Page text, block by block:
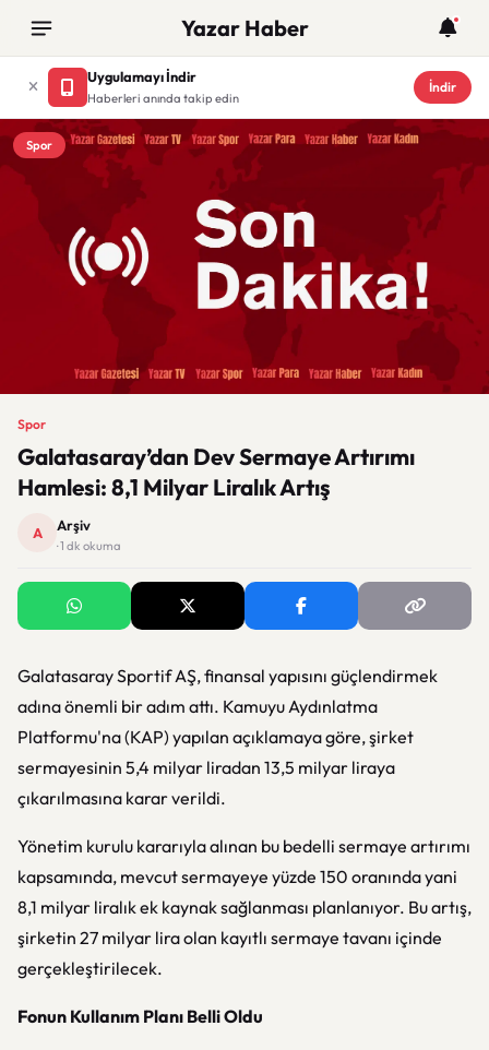
Yazar Haber
Uygulamayı İndir
Haberleri anında takip edin
İndir
Spor
Spor
Galatasaray’dan Dev Sermaye Artırımı
Hamlesi: 8,1 Milyar Liralık Artış
A Arşiv
· 1 dk okuma
Galatasaray Sportif AŞ, finansal yapısını güçlendirmek
adına önemli bir adım attı. Kamuyu Aydınlatma
Platformu'na (KAP) yapılan açıklamaya göre, şirket
sermayesinin 5,4 milyar liradan 13,5 milyar liraya
çıkarılmasına karar verildi.
Yönetim kurulu kararıyla alınan bu bedelli sermaye artırımı
kapsamında, mevcut sermayeye yüzde 150 oranında yani
8,1 milyar liralık ek kaynak sağlanması planlanıyor. Bu artış,
şirketin 27 milyar lira olan kayıtlı sermaye tavanı içinde
gerçekleştirilecek.
Fonun Kullanım Planı Belli Oldu